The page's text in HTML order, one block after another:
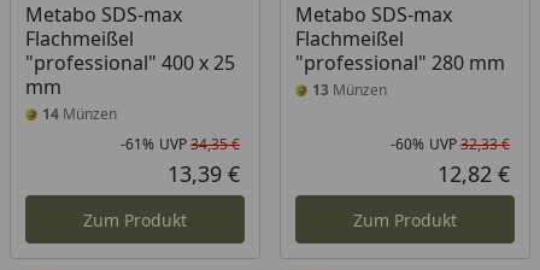
Metabo SDS-max
Flachmeißel
"professional" 400 x 25
mm
14 Münzen
Rabatt in Prozent
-61%
Ursprünglicher Preis
UVP34,35 €
Aktueller Preis
13,39 €
Zum Produkt
Metabo SDS-max
Flachmeißel
"professional" 280 mm
13Münzen
-60% UVP32,33 €
12,82 €
Zum Produkt